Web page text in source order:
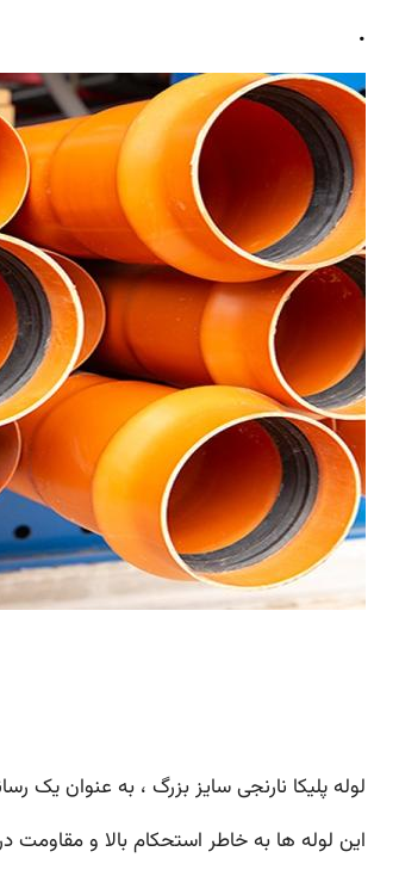
.
لوله پلیکا نارنجی سایز بزرگ ، به عنوان یک
این لوله ها به خاطر استحکام بالا و مقاومت